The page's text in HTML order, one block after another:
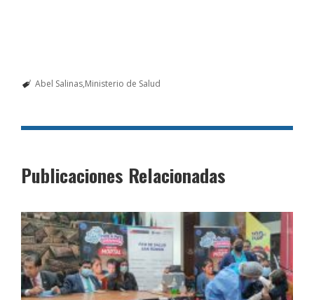
Abel Salinas Ministerio de Salud
Publicaciones Relacionadas